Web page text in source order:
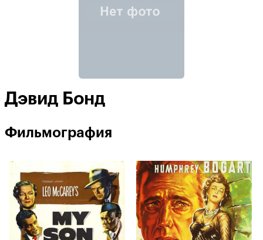
Дэвид Бонд
Фильмография